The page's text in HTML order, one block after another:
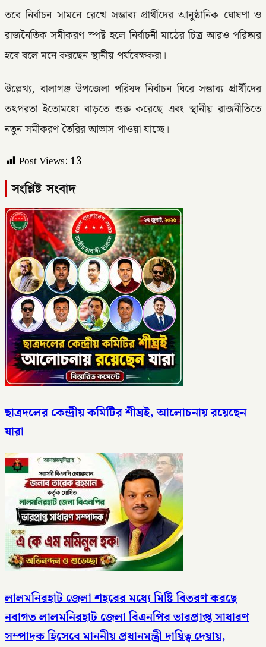
তবে নির্বাচন সামনে রেখে সম্ভাব্য প্রার্থীদের আনুষ্ঠানিক ঘোষণা ও
রাজনৈতিক সমীকরণ স্পষ্ট হলে নির্বাচনী মাঠের চিত্র আরও পরিষ্কার
হবে বলে মনে করছেন স্থানীয় পর্যবেক্ষকরা।
উল্লেখ্য, বালাগঞ্জ উপজেলা পরিষদ নির্বাচন ঘিরে সম্ভাব্য প্রার্থীদের
তৎপরতা ইতোমধ্যে বাড়তে শুরু করেছে এবং স্থানীয় রাজনীতিতে
নতুন সমীকরণ তৈরির আভাস পাওয়া যাচ্ছে।
Post Views: 13
সংশ্লিষ্ট সংবাদ
ছাত্রদলের কেন্দ্রীয় কমিটির শীঘ্রই, আলোচনায় রয়েছেন
যারা
লালমনিরহাট জেলা শহরের মধ্যে মিষ্টি বিতরণ করছে
নবাগত লালমনিরহাট জেলা বিএনপির ভারপ্রাপ্ত সাধারণ
সম্পাদক হিসেবে মাননীয় প্রধানমন্ত্রী দায়িত্ব দেয়ায়,